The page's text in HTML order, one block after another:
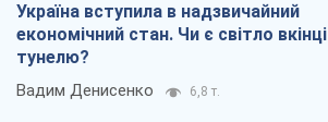
Україна вступила в надзвичайний
економічний стан. Чи є світло вкінці
тунелю?
Вадим Денисенко 6,8 т.